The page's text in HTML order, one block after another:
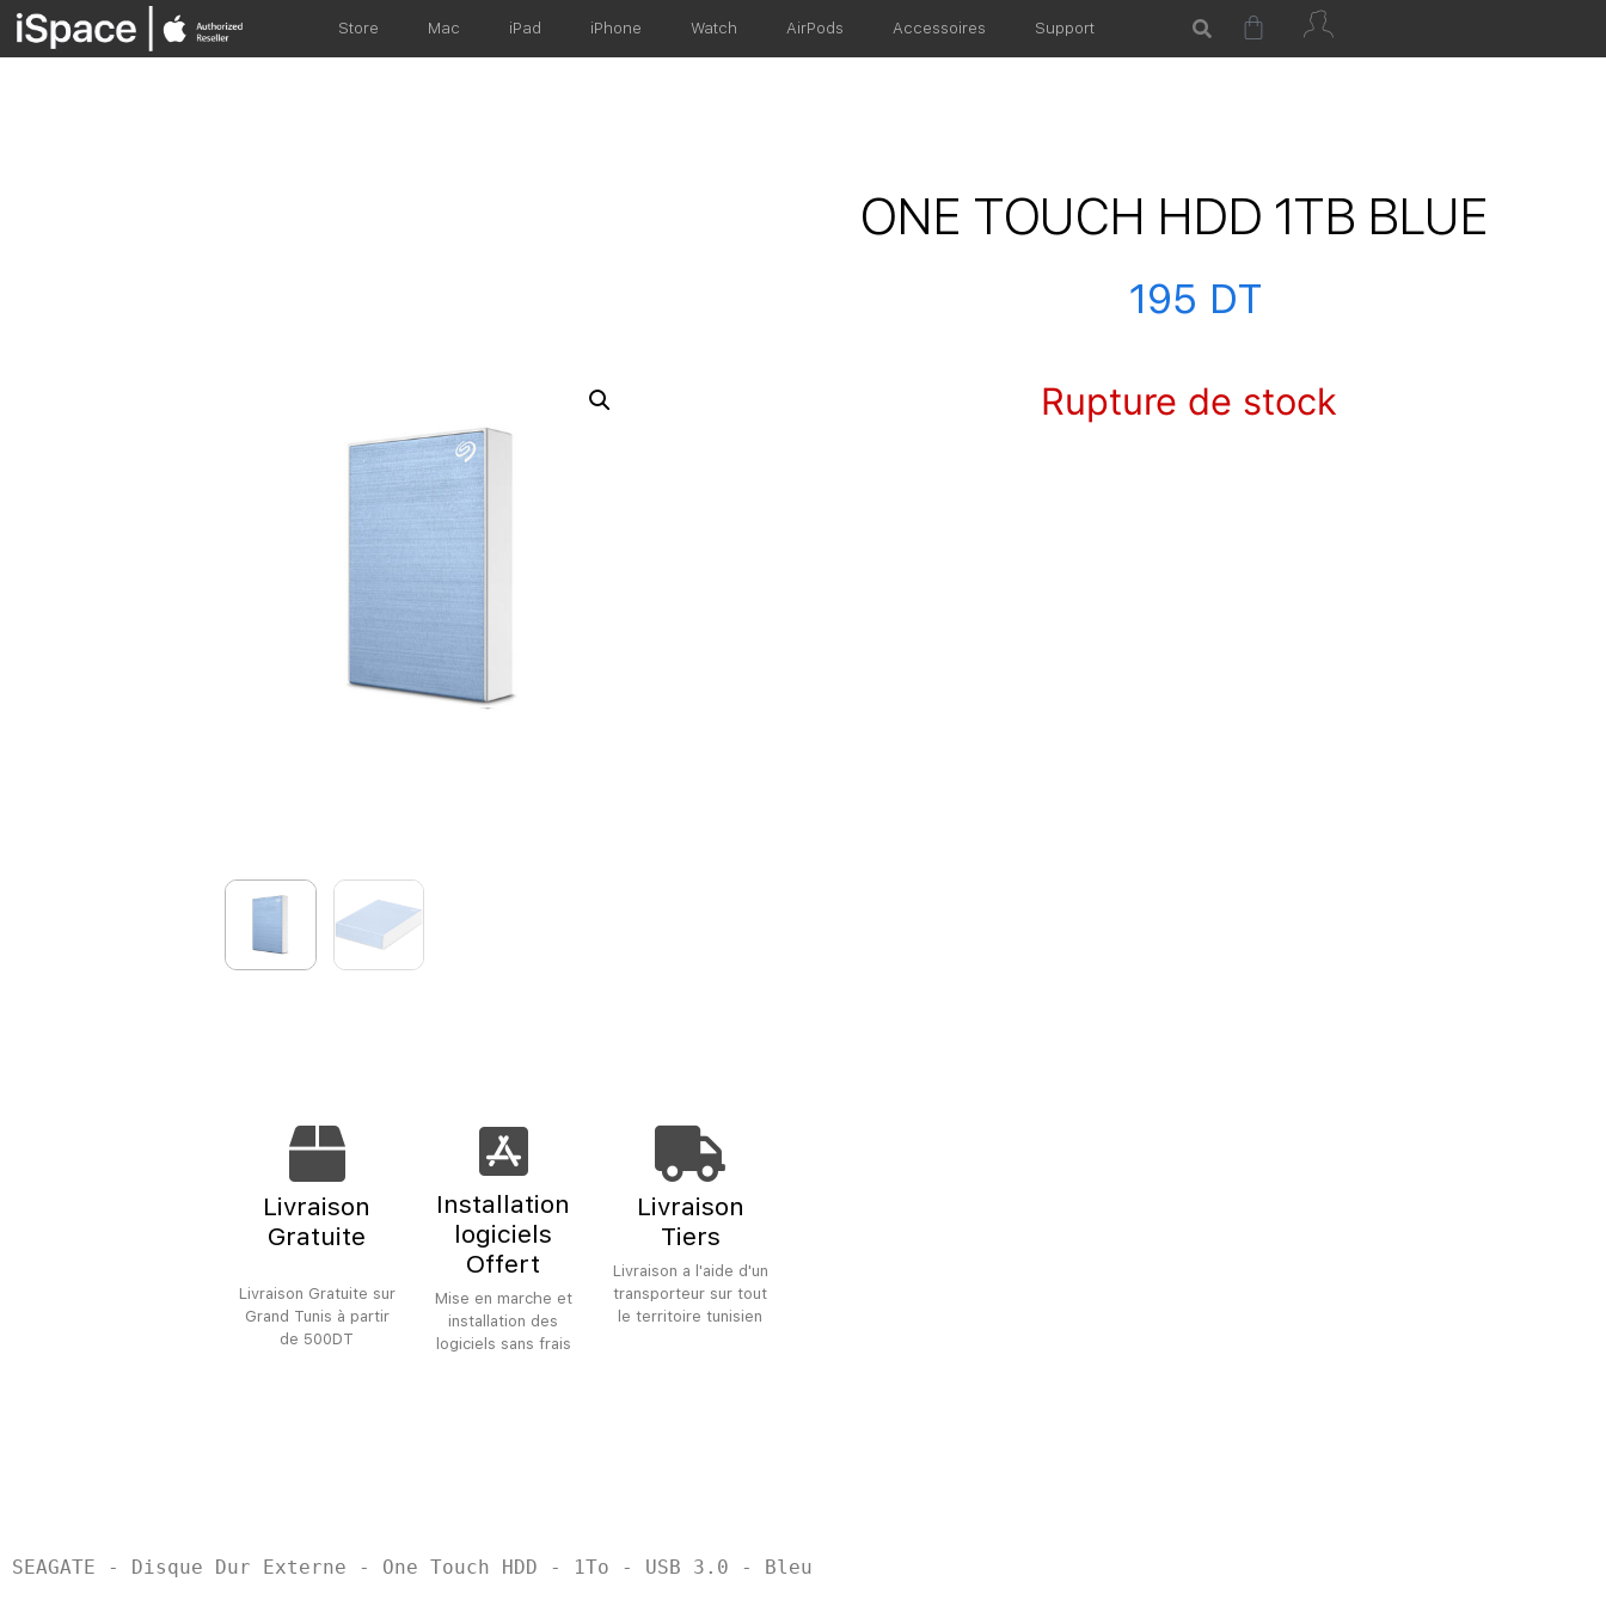
Store Mac iPad iPhone Watch AirPods Accessoires Support
ONE TOUCH HDD 1TB BLUE
195 DT
Rupture de stock
Livraison
Gratuite
Livraison Gratuite sur
Grand Tunis à partir
de 500DT
Installation
logiciels
Offert
Mise en marche et
installation des
logiciels sans frais
Livraison
Tiers
Livraison a l'aide d'un
transporteur sur tout
le territoire tunisien
SEAGATE - Disque Dur Externe - One Touch HDD - 1To - USB 3.0 - Bleu